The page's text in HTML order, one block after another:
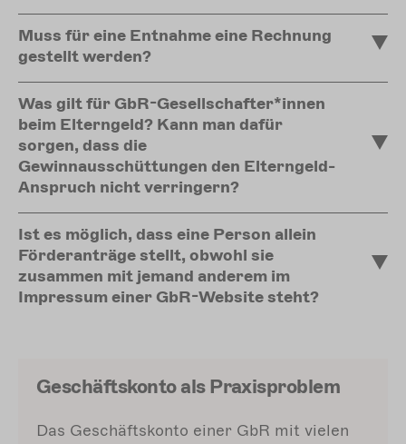
Muss für eine Entnahme eine Rechnung
gestellt werden?
Was gilt für GbR-Gesellschafter*innen
beim Elterngeld? Kann man dafür
sorgen, dass die
Gewinnausschüttungen den Elterngeld-
Anspruch nicht verringern?
Ist es möglich, dass eine Person allein
Förderanträge stellt, obwohl sie
zusammen mit jemand anderem im
Impressum einer GbR-Website steht?
Geschäftskonto als Praxisproblem
Das Geschäftskonto einer GbR mit vielen